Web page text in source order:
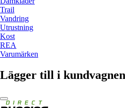
Trail
Vandring
Utrustning
Kost
REA
Varumärken
Lägger till i